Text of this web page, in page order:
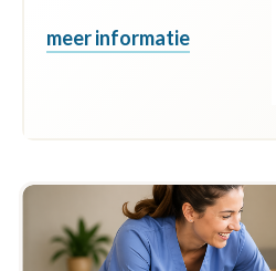
meer informatie